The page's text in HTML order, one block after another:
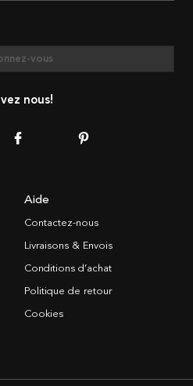
vous
nous!
Aide
Contactez-nous
Livraisons & Envois
Conditions d’achat
Politique de retour
Cookies